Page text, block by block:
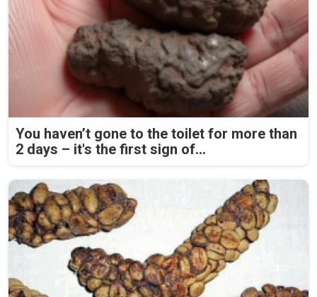
You haven’t gone to the toilet for more than
2 days – it's the first sign of...